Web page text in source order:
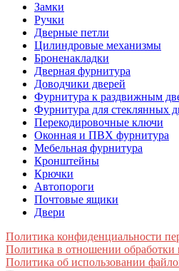
Замки
Ручки
Дверные петли
Цилиндровые механизмы
Броненакладки
Дверная фурнитура
Доводчики дверей
Фурнитура к раздвижным
Фурнитура для стеклянных
Перекодировочные ключи
Оконная и ПВХ фурнитура
Мебельная фурнитура
Кронштейны
Крючки
Автопороги
Почтовые ящики
Двери
Политика конфиденциальности
Политика в отношении
Политика об использовании